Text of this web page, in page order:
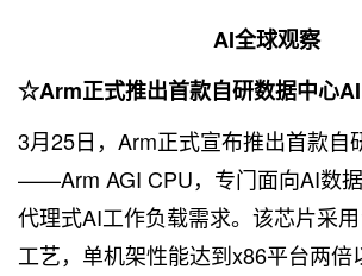
AI全球观察
☆Arm正式推出首款自研数据中心
3月25日，Arm正式宣布推出首款自
——Arm AGI CPU，专门面向AI数
代理式AI工作负载需求。该芯片采
工艺，单机架性能达到x86平台两倍